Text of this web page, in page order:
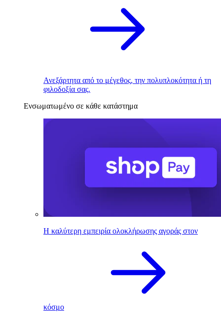
Ανεξάρτητα από το μέγεθος, την πολυπλοκότητα ή τη
φιλοδοξία σας.
Ενσωματωμένο σε κάθε κατάστημα
Η καλύτερη εμπειρία ολοκλήρωσης αγοράς στον
κόσμο